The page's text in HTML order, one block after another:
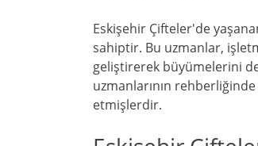
Eskişehir Çifteler'de
sahiptir. Bu uzmanlar,
geliştirerek büyümelerini
uzmanlarının
etmişlerdir.